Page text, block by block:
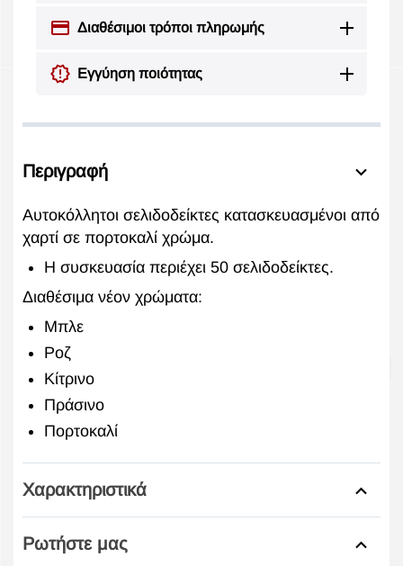
Διαθέσιμοι τρόποι πληρωμής
Εγγύηση ποιότητας
Περιγραφή
Αυτοκόλλητοι σελιδοδείκτες κατασκευασμένοι από
χαρτί σε πορτοκαλί χρώμα.
Η συσκευασία περιέχει 50 σελιδοδείκτες.
Διαθέσιμα νέον χρώματα:
Μπλε
Ροζ
Κίτρινο
Πράσινο
Πορτοκαλί
Χαρακτηριστικά
Ρωτήστε μας